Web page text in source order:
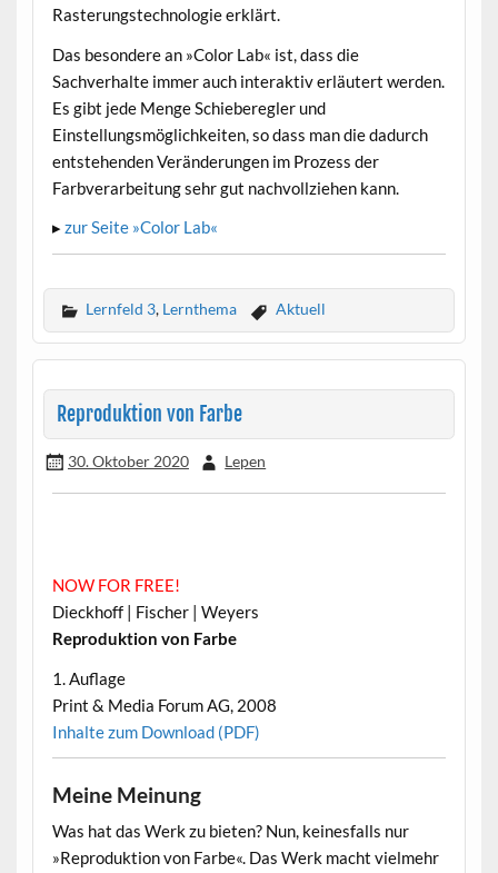
Rasterungstechnologie erklärt.
Das besondere an »Color Lab« ist, dass die
Sachverhalte immer auch interaktiv erläutert werden.
Es gibt jede Menge Schieberegler und
Einstellungsmöglichkeiten, so dass man die dadurch
entstehenden Veränderungen im Prozess der
Farbverarbeitung sehr gut nachvollziehen kann.
▸zur Seite »Color Lab«
Lernfeld 3, Lernthema Aktuell
Reproduktion von Farbe
30. Oktober 2020 Lepen
NOW FOR FREE!
Dieckhoff | Fischer | Weyers
Reproduktion von Farbe•
1. Auflage•
Print & Media Forum AG, 2008
Inhalte zum Download (PDF)
Meine Meinung
Was hat das Werk zu bieten? Nun, keinesfalls nur
»Reproduktion von Farbe«. Das Werk macht vielmehr